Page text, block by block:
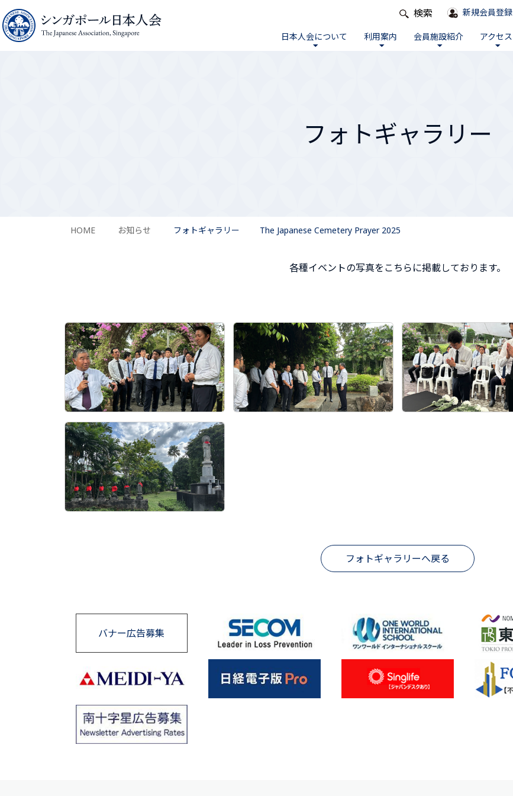
検索 新規会員登録
日本人会について 利用案内 会員施設紹介 アクセス
フォトギャラリー
HOME お知らせ フォトギャラリー The Japanese Cemetery Prayer 2025
各種イベントの写真をこちらに掲載しております。
フォトギャラリーへ戻る
バナー広告募集